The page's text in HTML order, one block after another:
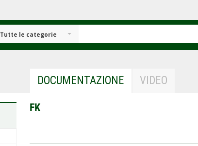
Tutte le categorie
DOCUMENTAZIONE VIDEO
FK